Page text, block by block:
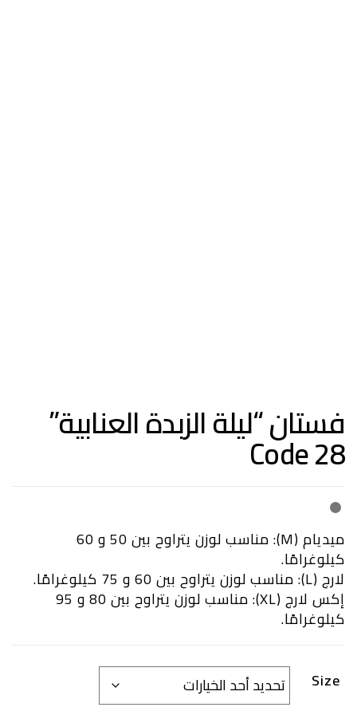
فستان “ليلة الزبدة العنابية”
Code 28
ميديام (M): مناسب لوزن يتراوح بين 50 و 60
كيلوغرامًا.
لارج (L): مناسب لوزن يتراوح بين 60 و 75 كيلوغرامًا.
إكس لارج (XL): مناسب لوزن يتراوح بين 80 و 95
كيلوغرامًا.
Size